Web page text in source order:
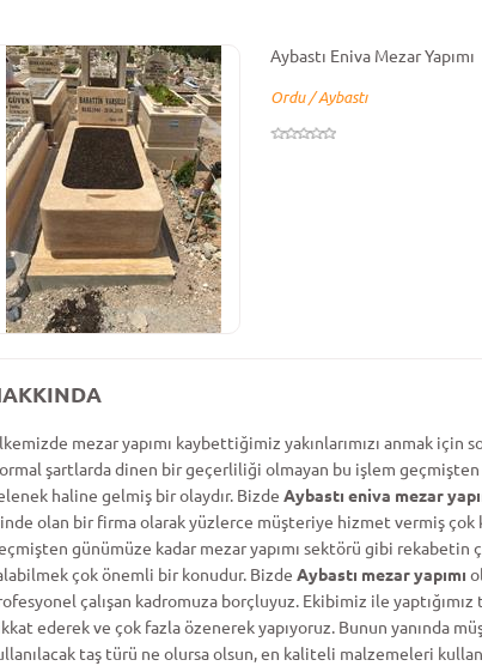
Aybastı Eniva Mezar Yapımı
Ordu / Aybastı
mezar yapımı kaybettiğimiz yakınlarımızı anmak için
şartlarda dinen bir geçerliliği olmayan bu işlem geçmişten
haline gelmiş bir olaydır. Bizde Aybastı eniva mezar
olan bir firma olarak yüzlerce müşteriye hizmet vermiş
günümüze kadar mezar yapımı sektörü gibi rekabetin
çok önemli bir konudur. Bizde Aybastı mezar yapımı
çalışan kadromuza borçluyuz. Ekibimiz ile yaptığımız
ederek ve çok fazla özenerek yapıyoruz. Bunun yanında
taş türü ne olursa olsun, en kaliteli malzemeleri